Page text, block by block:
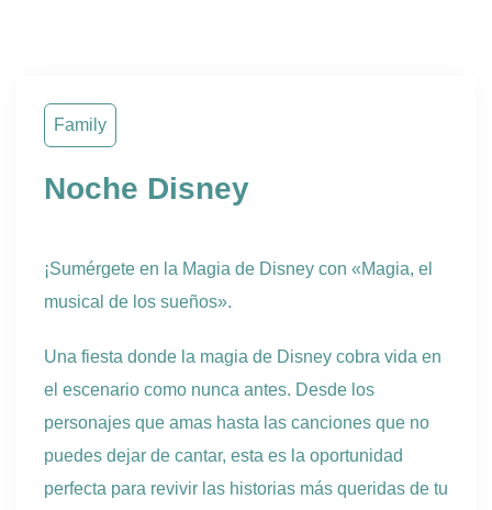
Family
Noche Disney
¡Sumérgete en la Magia de Disney con «Magia, el
musical de los sueños».
Una fiesta donde la magia de Disney cobra vida en
el escenario como nunca antes. Desde los
personajes que amas hasta las canciones que no
puedes dejar de cantar, esta es la oportunidad
perfecta para revivir las historias más queridas de tu